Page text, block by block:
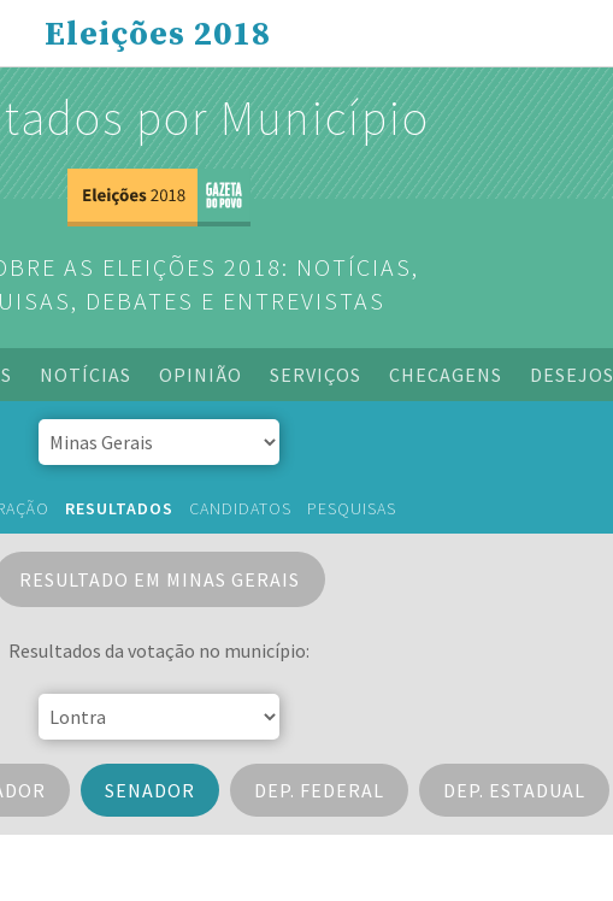
Eleições 2018
por Município
AS ELEIÇÕES 2018: NOTÍCIAS,
DEBATES E ENTREVISTAS
NOTÍCIAS OPINIÃO SERVIÇOS CHECAGENS DESEJOS
RESULTADOS CANDIDATOS PESQUISAS
RESULTADO EM MINAS GERAIS
Resultados da votação no município:
SENADOR DEP. FEDERAL DEP. ESTADUAL